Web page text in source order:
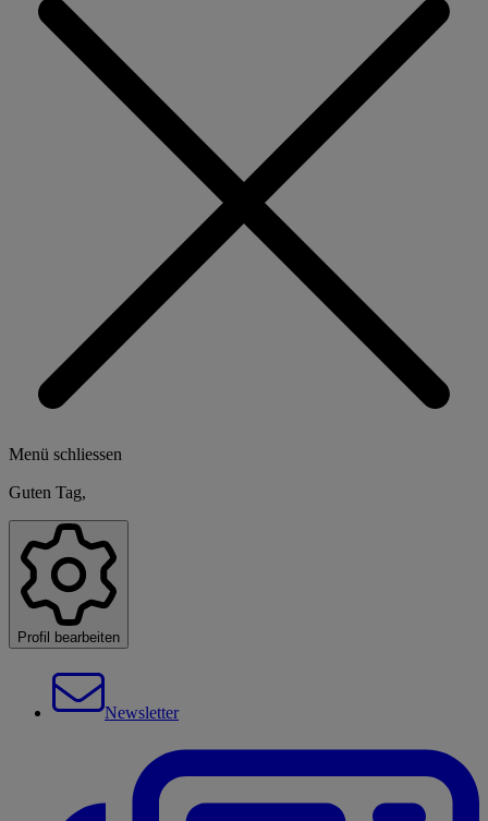
Menü schliessen
Guten Tag,
Profil bearbeiten
Newsletter